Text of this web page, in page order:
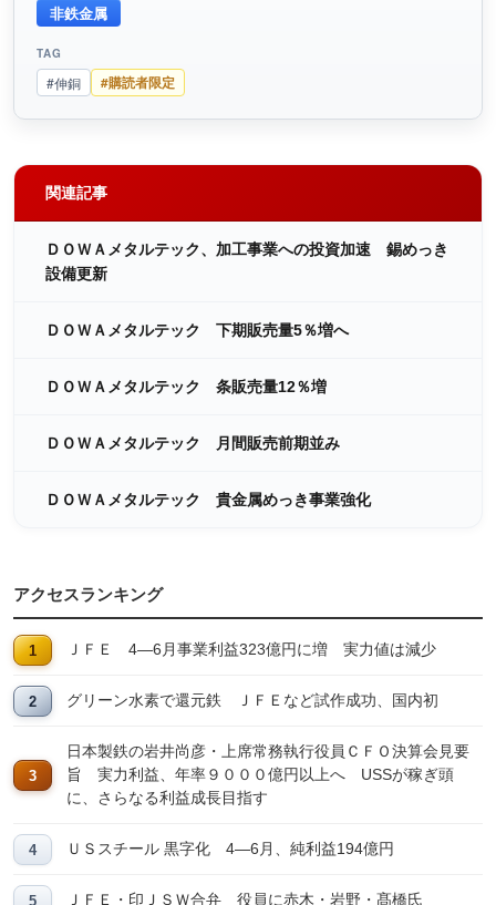
非鉄金属
TAG
#伸銅 #購読者限定
関連記事
ＤＯＷＡメタルテック、加工事業への投資加速 錫めっき
設備更新
ＤＯＷＡメタルテック 下期販売量5％増へ
ＤＯＷＡメタルテック 条販売量12％増
ＤＯＷＡメタルテック 月間販売前期並み
ＤＯＷＡメタルテック 貴金属めっき事業強化
アクセスランキング
ＪＦＥ 4―6月事業利益323億円に増 実力値は減少
グリーン水素で還元鉄 ＪＦＥなど試作成功、国内初
日本製鉄の岩井尚彦・上席常務執行役員ＣＦＯ決算会見要
旨 実力利益、年率９０００億円以上へ USSが稼ぎ頭
に、さらなる利益成長目指す
ＵＳスチール 黒字化 4―6月、純利益194億円
ＪＦＥ・印ＪＳＷ合弁 役員に赤木・岩野・髙橋氏